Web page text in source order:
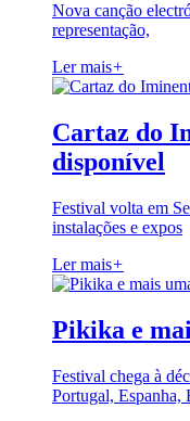
Nova canção
representação,
Ler mais+
Cartaz do
disponível
Festival volta em
instalações e expos
Ler mais+
Pikika e
Festival chega à
Portugal, Espanha,